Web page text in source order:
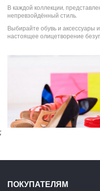
В каждой коллекции,
непревзойдённый стиль.
Выбирайте обувь и аксессуары
настоящее олицетворение
;
ПОКУПАТЕЛЯМ